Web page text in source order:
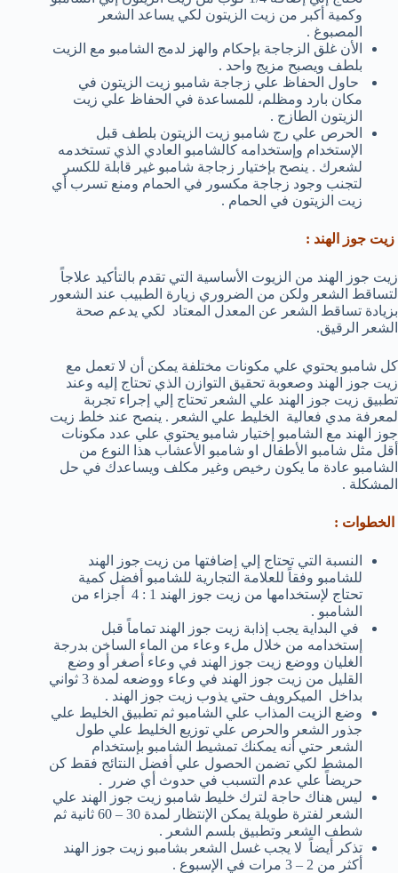
وكمية أكبر من زيت الزيتون لكي يساعد الشعر
المصبوغ .
الأن غلق الزجاجة بإحكام والهز لدمج الشامبو مع الزيت
بلطف ويصبح مزيج واحد .
حاول الحفاظ علي زجاجة شامبو زيت الزيتون في
مكان بارد ومظلم، للمساعدة في الحفاظ علي زيت
الزيتون الطازج .
الحرص علي رج شامبو زيت الزيتون بلطف قبل
الإستخدام وإستخدامه كالشامبو العادي الذي تستخدمه
لشعرك . ينصح بإختيار زجاجة شامبو غير قابلة للكسر
لتجنب وجود زجاجة مكسور في الحمام ومنع تسرب أي
زيت الزيتون في الحمام .
زيت جوز الهند :
زيت جوز الهند من الزيوت الأساسية التي تقدم بالتأكيد علاجاً
لتساقط الشعر ولكن من الضروري زيارة الطبيب عند الشعور
بزيادة تساقط الشعر عن المعدل المعتاد لكي يدعم صحة
الشعر الرقيق.
كل شامبو يحتوي علي مكونات مختلفة يمكن أن لا تعمل مع
زيت جوز الهند وصعوبة تحقيق التوازن الذي تحتاج إليه وعند
تطبيق زيت جوز الهند علي الشعر تحتاج إلي إجراء تجربة
لمعرفة مدي فعالية الخليط علي الشعر . ينصح عند خلط زيت
جوز الهند مع الشامبو إختيار شامبو يحتوي علي عدد مكونات
أقل مثل شامبو الأطفال او شامبو الأعشاب هذا النوع من
الشامبو عادة ما يكون رخيص وغير مكلف ويساعدك في حل
المشكلة .
الخطوات :
النسبة التي تحتاج إلي إضافتها من زيت جوز الهند
للشامبو وفقاً للعلامة التجارية للشامبو أفضل كمية
تحتاج لإستخدامها من زيت جوز الهند 1 : 4 أجزاء من
الشامبو .
في البداية يجب إذابة زيت جوز الهند تماماً قبل
إستخدامه من خلال ملء وعاء من الماء الساخن بدرجة
الغليان ووضع زيت جوز الهند في وعاء أصغر أو وضع
القليل من زيت جوز الهند في وعاء ووضعه لمدة 3 ثواني
بداخل الميكرويف حتي يذوب زيت جوز الهند .
وضع الزيت المذاب علي الشامبو ثم تطبيق الخليط علي
جذور الشعر والحرص علي توزيع الخليط علي طول
الشعر حتي أنه يمكنك تمشيط الشامبو بإستخدام
المشط لكي تضمن الحصول علي أفضل النتائج فقط كن
حريضاً علي عدم التسبب في حدوث أي ضرر .
ليس هناك حاجة لترك خليط شامبو زيت جوز الهند علي
الشعر لفترة طويلة يمكن الإنتظار لمدة 30 – 60 ثانية ثم
شطف الشعر وتطبيق بلسم الشعر .
تذكر أيضاً لا يجب غسل الشعر بشامبو زيت جوز الهند
أكثر من 2 – 3 مرات في الإسبوع .